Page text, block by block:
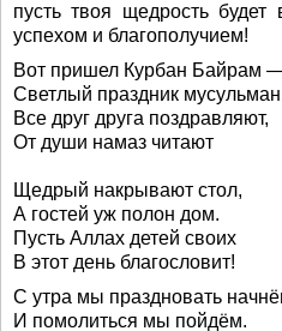
пусть твоя щедрость будет
успехом и благополучием!
Вот пришел Курбан Байрам
Светлый праздник
Все друг друга поздравляют,
От души намаз читают
Щедрый накрывают стол,
А гостей уж полон дом.
Пусть Аллах детей своих
В этот день благословит!
С утра мы праздновать
И помолиться мы пойдём.